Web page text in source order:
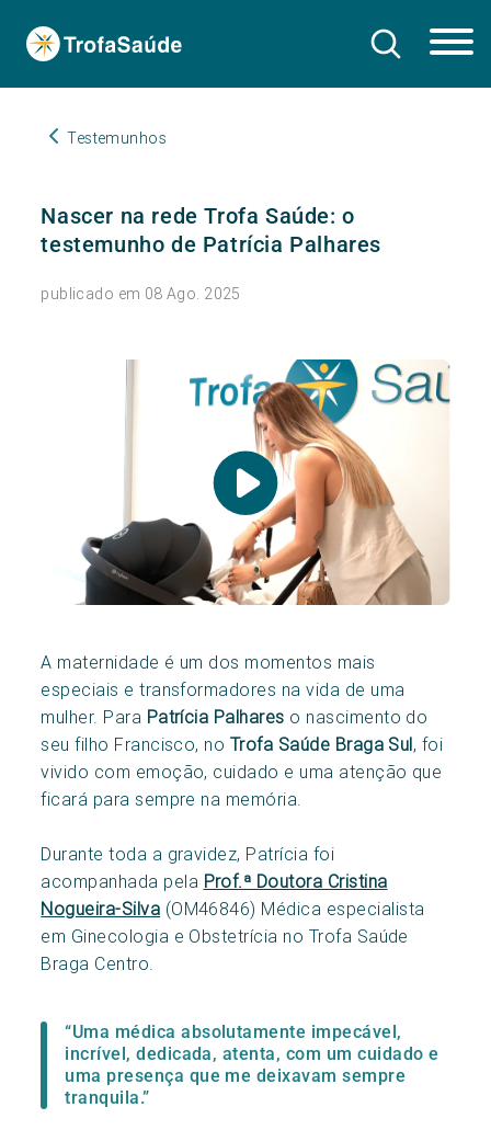
Testemunhos
Nascer na rede Trofa Saúde: o
testemunho de Patrícia Palhares
publicado em 08 Ago. 2025
A maternidade é um dos momentos mais
especiais e transformadores na vida de uma
mulher. Para Patrícia Palhares o nascimento do
seu filho Francisco, no Trofa Saúde Braga Sul, foi
vivido com emoção, cuidado e uma atenção que
ficará para sempre na memória.
Durante toda a gravidez, Patrícia foi
acompanhada pela Prof.ª Doutora Cristina
Nogueira-Silva (OM46846) Médica especialista
em Ginecologia e Obstetrícia no Trofa Saúde
Braga Centro.
“Uma médica absolutamente impecável,
incrível, dedicada, atenta, com um cuidado e
uma presença que me deixavam sempre
tranquila.”